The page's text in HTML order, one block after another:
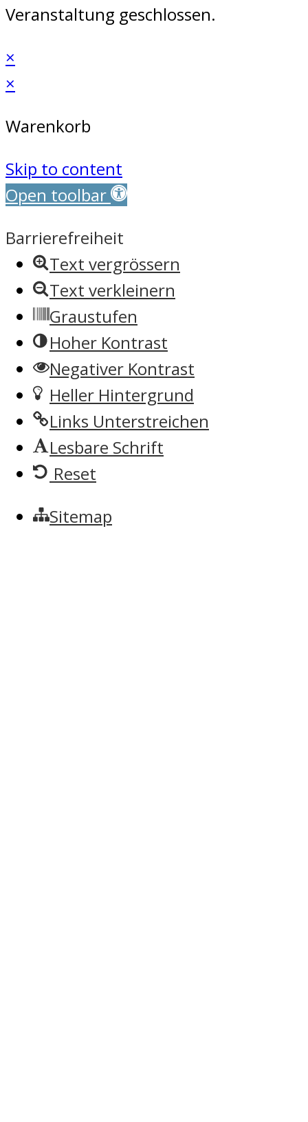
Veranstaltung geschlossen.
×
×
Warenkorb
Skip to content
Open toolbar
Barrierefreiheit
Text vergrössern
Text verkleinern
Graustufen
Hoher Kontrast
Negativer Kontrast
Heller Hintergrund
Links Unterstreichen
Lesbare Schrift
Reset
Sitemap